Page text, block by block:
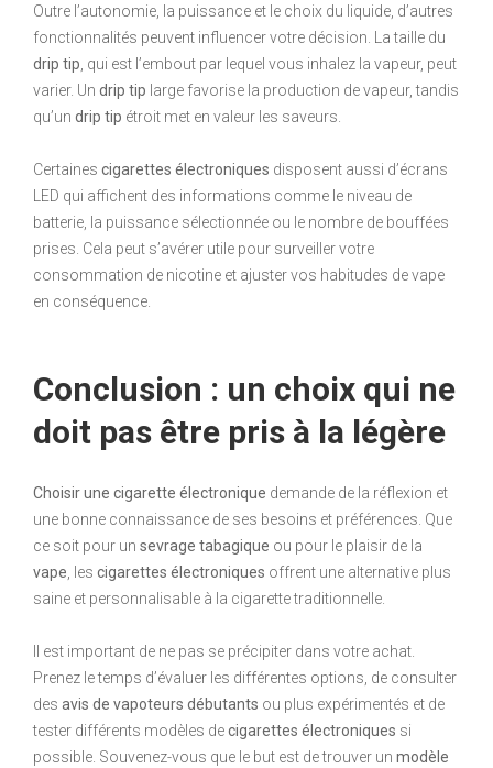
Outre l’autonomie, la puissance et le choix du liquide, d’autres
fonctionnalités peuvent influencer votre décision. La taille du
drip tip , qui est l’embout par lequel vous inhalez la vapeur, peut
varier. Un drip tip large favorise la production de vapeur, tandis
qu’un drip tip étroit met en valeur les saveurs.
Certaines cigarettes électroniques disposent aussi d’écrans
LED qui affichent des informations comme le niveau de
batterie, la puissance sélectionnée ou le nombre de bouffées
prises. Cela peut s’avérer utile pour surveiller votre
consommation de nicotine et ajuster vos habitudes de vape
en conséquence.
Conclusion : un choix qui ne
doit pas être pris à la légère
Choisir une cigarette électronique demande de la réflexion et
une bonne connaissance de ses besoins et préférences. Que
ce soit pour un sevrage tabagique ou pour le plaisir de la
vape , les cigarettes électroniques offrent une alternative plus
saine et personnalisable à la cigarette traditionnelle.
Il est important de ne pas se précipiter dans votre achat.
Prenez le temps d’évaluer les différentes options, de consulter
des avis de vapoteurs débutants ou plus expérimentés et de
tester différents modèles decigarettes électroniques si
possible. Souvenez-vous que le but est de trouver un modèle